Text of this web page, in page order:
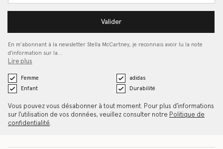
Valider
En m’abonnant à la newsletter Stella McCartney, je reconnais avoir lu la note
d'information sur la…
Lire plus
Femme
adidas
Enfant
Durabilité
Vous pouvez vous désabonner à tout moment. Pour plus d'informations
sur l'utilisation de vos données, veuillez consulter notre Politique de
confidentialité.